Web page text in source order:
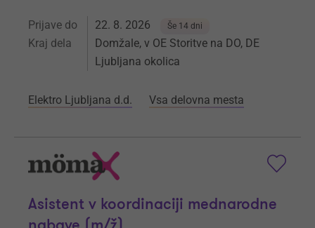
Prijave do 22. 8. 2026 Še 14 dni
Kraj dela
Domžale, v OE Storitve na DO, DE
Ljubljana okolica
Elektro Ljubljana d.d. Vsa delovna mesta
Asistent v koordinaciji mednarodne